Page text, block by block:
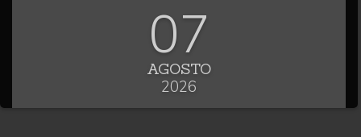
07
AGOSTO
2026